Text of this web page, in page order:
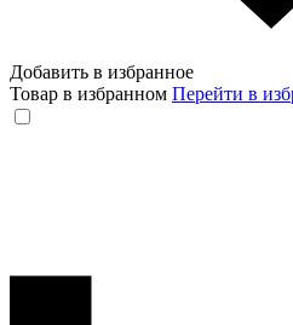
Добавить в избранное
Товар в избранном Перейти в